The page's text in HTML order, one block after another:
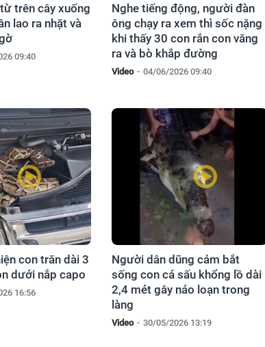
trên cây xuống
lao ra nhặt và
09:40
Nghe tiếng động, người đàn
ông chạy ra xem thì sốc nặng
khi thấy 30 con rắn con văng
ra và bò khắp đường
Video - 04/06/2026 09:40
con trăn dài 3
dưới nắp capo
16:56
Người dân dũng cảm bắt
sống con cá sấu khổng lồ dài
2,4 mét gây náo loạn trong
làng
Video - 30/05/2026 13:19